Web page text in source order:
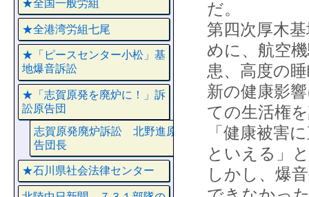
だ。
第四次厚木
めに、航空
患、高度の
新の健康影
ての生活権
「健康被害
といえる」
しかし、爆
★全国一般労組
★全港湾労組七尾
★「ピースセンター小松」基
地爆音訴訟
★「志賀原発を廃炉に！」訴
訟原告団
志賀原発廃炉訴訟 北野進原
告団長
★石川県社会法律センター